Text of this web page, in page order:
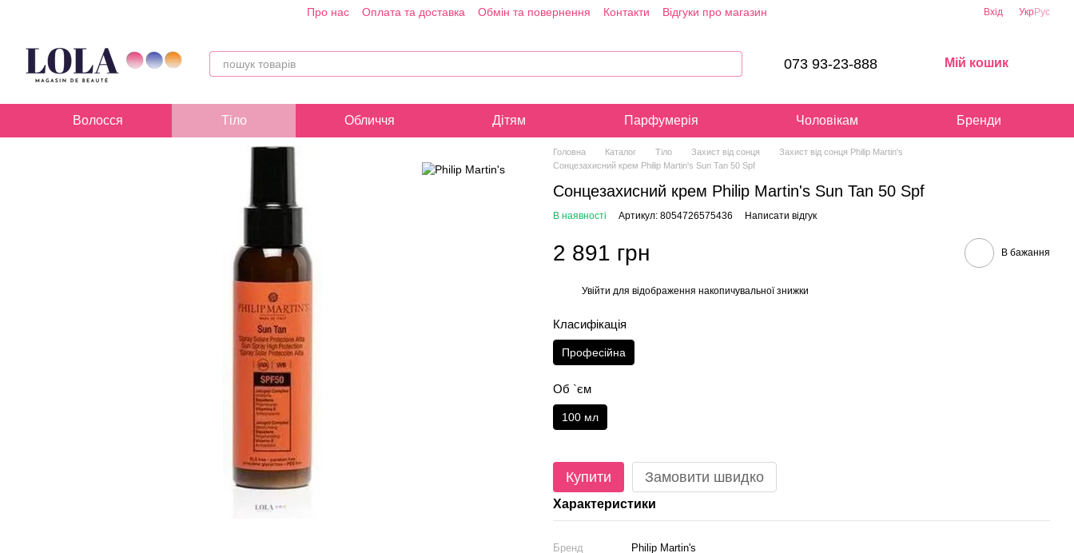
Про нас Оплата та доставка Обмін та повернення Контакти Відгуки про магазин Вхід УкрРус
073 93-23-888 Мій кошик
Волосся Тіло Обличчя Дітям Парфумерія Чоловікам Бренди
Головна Каталог Тіло Захист від сонця
Захист від сонця Philip Martin's
Сонцезахисний крем Philip Martin's Sun Tan 50 Spf
Сонцезахисний крем Philip Martin's Sun Tan 50 Spf
В наявності Артикул: 8054726575436 Написати відгук
2 891 грн В бажання
Увійти для відображення накопичувальної знижки
Класифікація
Професійна
Об `єм
100 мл
Купити Замовити швидко
Характеристики
Бренд
Philip Martin's